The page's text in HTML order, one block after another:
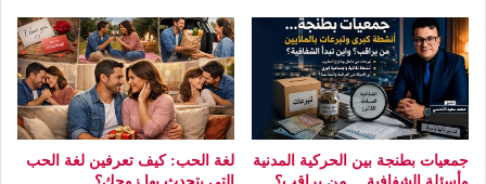
جمعيات بطنجة بين الحركية المدنية
لغة الحب: كيف تعرفين لغة الحب